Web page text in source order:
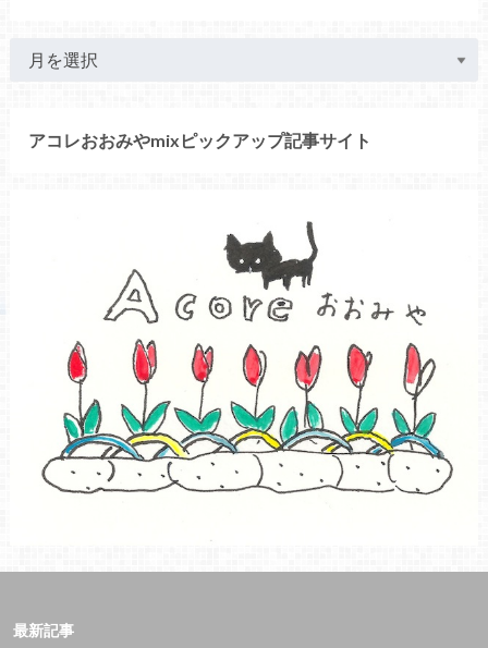
アコレおおみやmixピックアップ記事サイト
最新記事